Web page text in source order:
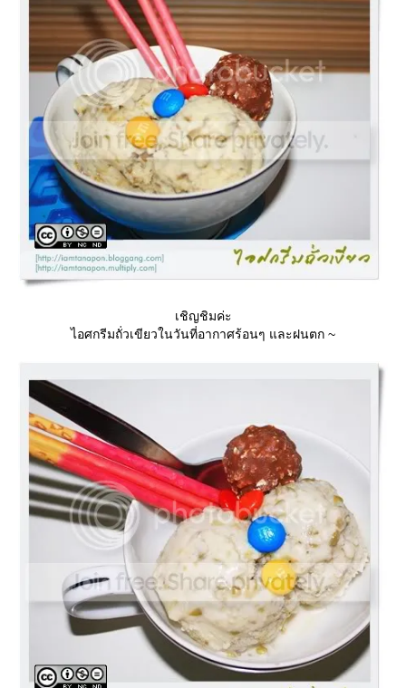
เชิญชิมค่ะ
ไอศกรีมถั่วเขียวในวันที่อากาศร้อนๆ และฝนตก ~